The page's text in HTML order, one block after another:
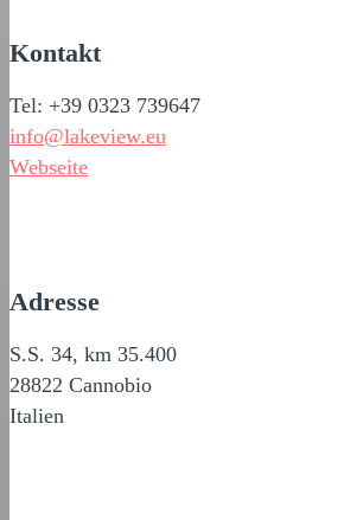
Kontakt
Tel: +39 0323 739647
info@lakeview.eu
Webseite
Adresse
S.S. 34, km 35.400
28822 Cannobio
Italien